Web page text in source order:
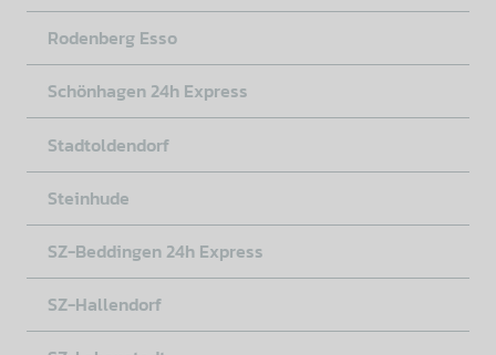
Rodenberg Esso
Schönhagen 24h Express
Stadtoldendorf
Steinhude
SZ-Beddingen 24h Express
SZ-Hallendorf